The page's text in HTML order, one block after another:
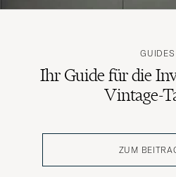
GUIDES
Ihr Guide für die
Vintage-
ZUM